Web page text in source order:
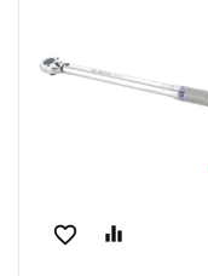
favorite_border equalizer